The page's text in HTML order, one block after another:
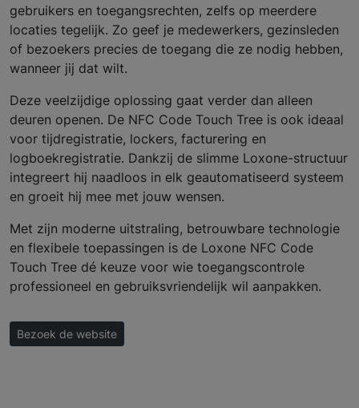
gebruikers en toegangsrechten, zelfs op meerdere
locaties tegelijk. Zo geef je medewerkers, gezinsleden
of bezoekers precies de toegang die ze nodig hebben,
wanneer jij dat wilt.
Deze veelzijdige oplossing gaat verder dan alleen
deuren openen. De NFC Code Touch Tree is ook ideaal
voor tijdregistratie, lockers, facturering en
logboekregistratie. Dankzij de slimme Loxone-structuur
integreert hij naadloos in elk geautomatiseerd systeem
en groeit hij mee met jouw wensen.
Met zijn moderne uitstraling, betrouwbare technologie
en flexibele toepassingen is de Loxone NFC Code
Touch Tree dé keuze voor wie toegangscontrole
professioneel en gebruiksvriendelijk wil aanpakken.
Bezoek de website